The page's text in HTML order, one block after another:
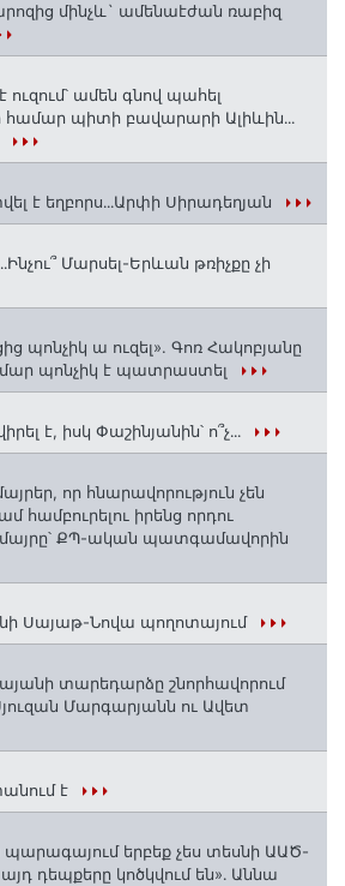
մինչև` ամենաէժան ռաբիզ
ամեն գնով պահել
համար պիտի բավարարի Ալիևին․․․
է եղբորս․․․Արփի Սիրադեղյան
Մարսել-Երևան թռիչքը չի
պոնչիկ ա ուզել». Գոռ Հակոբյանը
պոնչիկ է պատրաստել
է, իսկ Փաշինյանին՝ ո՞չ․․․
որ հնարավորություն չեն
համբուրելու իրենց որդու
ՔՊ-ական պատգամավորին
Սայաթ-Նովա պողոտայում
տարեդարձը շնորհավորում
Մարգարյանն ու Ավետ
է
երբեք չես տեսնի ԱԱԾ-
դեպքերը կոծկվում են»․ Աննա